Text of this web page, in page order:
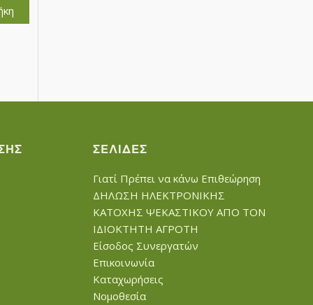
ΣΕΛΊΔΕΣ
Γιατί Πρέπει να κάνω Επιθεώρηση
ΔΗΛΩΣΗ ΗΛΕΚΤΡΟΝΙΚΗΣ
ΚΑΤΟΧΗΣ ΨΕΚΑΣΤΙΚΟΥ ΑΠΟ ΤΟΝ
ΙΔΙΟΚΤΗΤΗ ΑΓΡΟΤΗ
Είσοδος Συνεργατών
Επικοινωνία
Καταχωρήσεις
Νομοθεσία